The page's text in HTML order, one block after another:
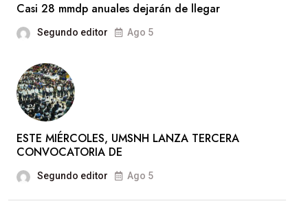
Casi 28 mmdp anuales dejarán de llegar
Segundo editor Ago 5
ESTE MIÉRCOLES, UMSNH LANZA TERCERA
CONVOCATORIA DE
Segundo editor Ago 5